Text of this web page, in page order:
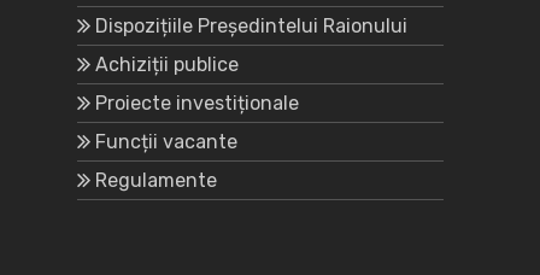
Dispozițiile Președintelui Raionului
Achiziții publice
Proiecte investiționale
Funcții vacante
Regulamente